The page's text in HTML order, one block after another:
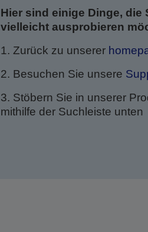
Hier sind einige Dinge, die
vielleicht ausprobieren
1. Zurück zu unserer
2. Besuchen Sie unsere
3. Stöbern Sie in unserer
mithilfe der Suchleiste unten